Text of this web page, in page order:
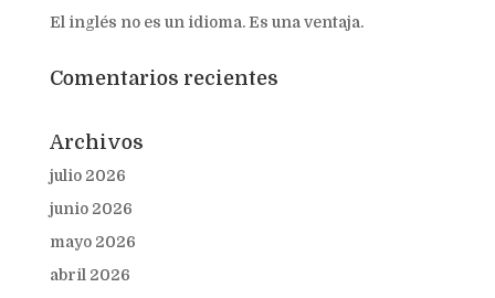
El inglés no es un idioma. Es una ventaja.
Comentarios recientes
Archivos
julio 2026
junio 2026
mayo 2026
abril 2026